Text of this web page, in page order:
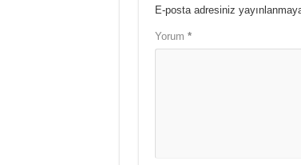
E-posta adresiniz
Yorum *